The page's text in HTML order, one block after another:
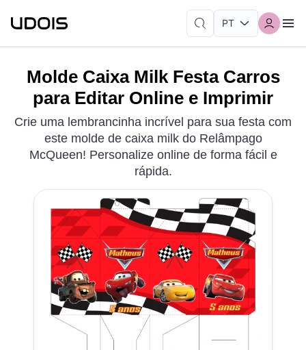
Molde Caixa Milk Festa Carros
para Editar Online e Imprimir
Crie uma lembrancinha incrível para sua festa com
este molde de caixa milk do Relâmpago
McQueen! Personalize online de forma fácil e
rápida.